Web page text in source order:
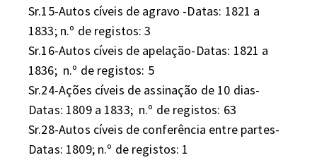
Sr.15-Autos cíveis de agravo -Datas: 1821 a
1833; n.º de registos: 3
Sr.16-Autos cíveis de apelação-Datas: 1821 a
1836;  n.º de registos: 5
Sr.24-Ações cíveis de assinação de 10 dias-
Datas: 1809 a 1833;  n.º de registos: 63
Sr.28-Autos cíveis de conferência entre partes-
Datas: 1809; n.º de registos: 1